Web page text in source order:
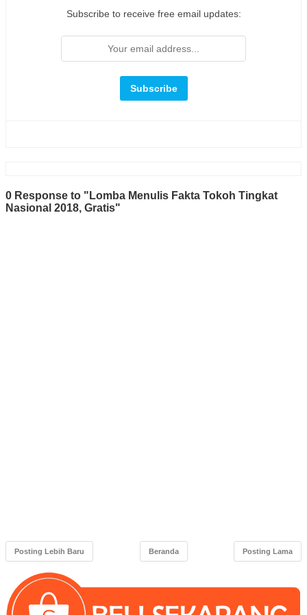
Subscribe to receive free email updates:
0 Response to "Lomba Menulis Fakta Tokoh Tingkat
Nasional 2018, Gratis"
Posting Lebih Baru Posting Lama
Beranda